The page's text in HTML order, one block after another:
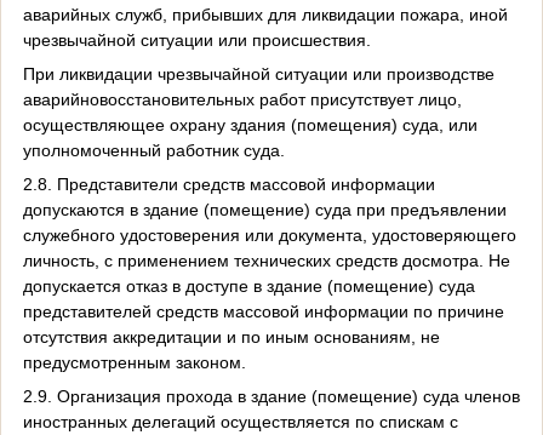
аварийных служб, прибывших для ликвидации пожара, иной
чрезвычайной ситуации или происшествия.
При ликвидации чрезвычайной ситуации или производстве
аварийно­восстановительных работ присутствует лицо,
осуществляющее охрану здания (помещения) суда, или
уполномоченный работник суда.
2.8. Представители средств массовой информации
допускаются в здание (помещение) суда при предъявлении
служебного удостоверения или документа, удостоверяющего
личность, с применением технических средств досмотра. Не
допускается отказ в доступе в здание (помещение) суда
представителей средств массовой информации по причине
отсутствия аккредитации и по иным основаниям, не
предусмотренным законом.
2.9. Организация прохода в здание (помещение) суда членов
иностранных делегаций осуществляется по спискам с